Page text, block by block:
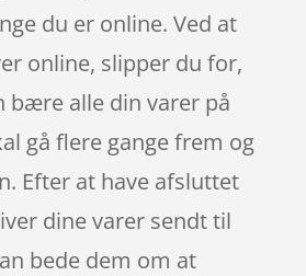
du er online. Ved at
online, slipper du for,
bære alle din varer på
gå flere gange frem og
Efter at have afsluttet
dine varer sendt til
bede dem om at